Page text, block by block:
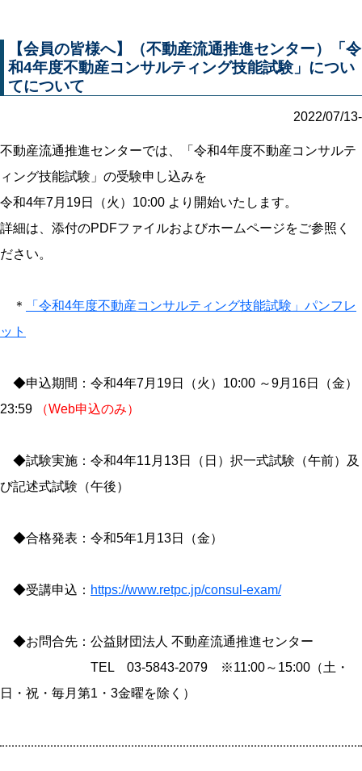
【会員の皆様へ】（不動産流通推進センター）「令
和4年度不動産コンサルティング技能試験」につい
てについて
2022/07/13-
不動産流通推進センターでは、「令和4年度不動産コンサルテ
ィング技能試験」の受験申し込みを
令和4年7月19日（火）10:00 より開始いたします。
詳細は、添付のPDFファイルおよびホームページをご参照く
ださい。
＊
「令和4年度不動産コンサルティング技能試験」パンフレ
ット
◆申込期間：令和4年7月19日（火）10:00 ～9月16日（金）
23:59
（Web申込のみ）
◆試験実施：令和4年11月13日（日）択一式試験（午前）及
び記述式試験（午後）
◆合格発表：令和5年1月13日（金）
◆受講申込： https://www.retpc.jp/consul-exam/
◆お問合先：公益財団法人 不動産流通推進センター
TEL 03-5843-2079 ※11:00～15:00（土・
日・祝・毎月第1・3金曜を除く）